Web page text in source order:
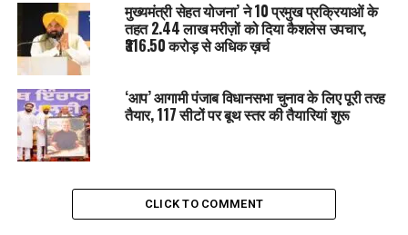
जारी
मुख्यमंत्री सेहत योजना’ ने 10 प्रमुख प्रक्रियाओं के
तहत 2.44 लाख मरीज़ों को दिया कैशलेस उपचार,
₹316.50 करोड़ से अधिक ख़र्च
‘आप’ आगामी पंजाब विधानसभा चुनाव के लिए पूरी तरह
तैयार, 117 सीटों पर बूथ स्तर की तैयारियां शुरू
CLICK TO COMMENT